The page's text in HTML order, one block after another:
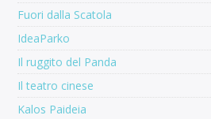
Fuori dalla Scatola
IdeaParko
Il ruggito del Panda
Il teatro cinese
Kalos Paideia